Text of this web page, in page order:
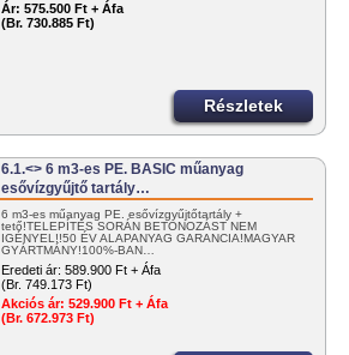
Ár: 575.500 Ft + Áfa
(Br. 730.885 Ft)
Részletek
6.1.<> 6 m3-es PE. BASIC műanyag
esővízgyűjtő tartály…
6 m3-es műanyag PE. esővízgyűjtőtartály +
tető!TELEPÍTÉS SORÁN BETONOZÁST NEM
IGÉNYEL!!50 ÉV ALAPANYAG GARANCIA!MAGYAR
GYÁRTMÁNY!100%-BAN…
Eredeti ár: 589.900 Ft + Áfa
(Br. 749.173 Ft)
Akciós ár: 529.900 Ft + Áfa
(Br. 672.973 Ft)